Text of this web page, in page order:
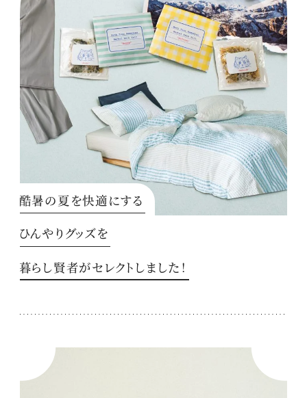
酷暑の夏を快適にする
ひんやりグッズを
暮らし賢者がセレクトしました！